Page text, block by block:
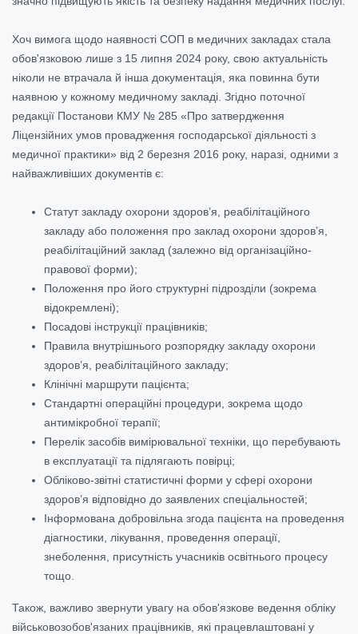
Хоч вимога щодо наявності СОП в медичних закладах стала
обов'язковою лише з 15 липня 2024 року, свою актуальність
ніколи не втрачала й інша документація, яка повинна бути
наявною у кожному медичному закладі. Згідно поточної
редакції Постанови КМУ № 285 «Про затвердження
Ліцензійних умов провадження господарської діяльності з
медичної практики» від 2 березня 2016 року, наразі, одними з
найважливіших документів є:
Статут закладу охорони здоров’я, реабілітаційного
закладу або положення про заклад охорони здоров’я,
реабілітаційний заклад (залежно від організаційно-
правової форми);
Положення про його структурні підрозділи (зокрема
відокремлені);
Посадові інструкції працівників;
Правила внутрішнього розпорядку закладу охорони
здоров’я, реабілітаційного закладу;
Клінічні маршрути пацієнта;
Стандартні операційні процедури, зокрема щодо
антимікробної терапії;
Перелік засобів вимірювальної техніки, що перебувають
в експлуатації та підлягають повірці;
Обліково-звітні статистичні форми у сфері охорони
здоров’я відповідно до заявлених спеціальностей;
Інформована добровільна згода пацієнта на проведення
діагностики, лікування, проведення операції,
знеболення, присутність учасників освітнього процесу
тощо.
Також, важливо звернути увагу на обов'язкове ведення обліку
військовозобов'язаних працівників, які працевлаштовані у